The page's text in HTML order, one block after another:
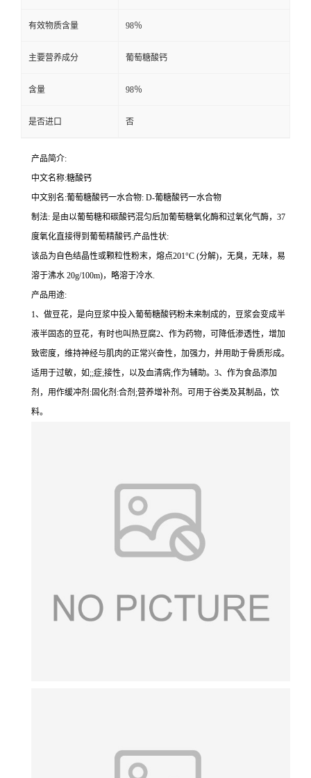
有效物质含量 98％
主要营养成分 葡萄糖酸钙
含量 98％
是否进口 否
产品简介:
中文名称:糖酸钙
中文别名:葡萄糖酸钙一水合物: D-葡糖酸钙一水合物
制法: 是由以葡萄糖和碳酸钙混匀后加葡萄糖氧化酶和过氧化气酶，37
度氧化直接得到葡萄精酸钙.产品性状:
该品为自色结晶性或颗粒性粉末，熔点201°C (分解)，无臭，无味，易
溶于沸水 20g/100m)，略溶于冷水.
产品用途:
1、做豆花，是向豆浆中投入葡萄糖酸钙粉未来制成的，豆浆会变成半
液半固态的豆花，有时也叫热豆腐2、作为药物，可降低渗透性，增加
致密度，维持神经与肌肉的正常兴奋性，加强力，并用助于骨质形成。
适用于过敏，如;;症;接性，以及血清病;作为辅助。3、作为食品添加
剂，用作缓冲剂:固化剂:合剂;营养增补剂。可用于谷类及其制品，饮
料。